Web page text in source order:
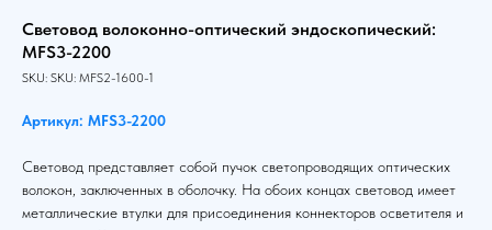
Световод волоконно-оптический эндоскопический:
MFS3-2200
SKU: SKU: MFS2-1600-1
Артикул: MFS3-2200
Световод представляет собой пучок светопроводящих оптических
волокон, заключенных в оболочку. На обоих концах световод имеет
металлические втулки для присоединения коннекторов осветителя и